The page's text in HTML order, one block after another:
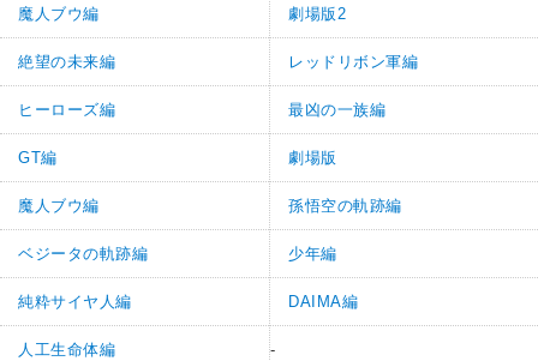
魔人ブウ編 劇場版2
絶望の未来編 レッドリボン軍編
ヒーローズ編 最凶の一族編
GT編 劇場版
魔人ブウ編 孫悟空の軌跡編
ベジータの軌跡編 少年編
純粋サイヤ人編 DAIMA編
人工生命体編 -